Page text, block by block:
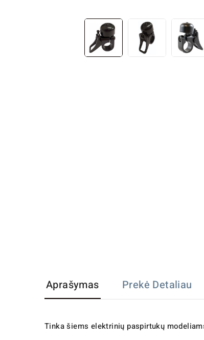
Aprašymas Prekė Detaliau
Tinka šiems elektrinių paspirtukų